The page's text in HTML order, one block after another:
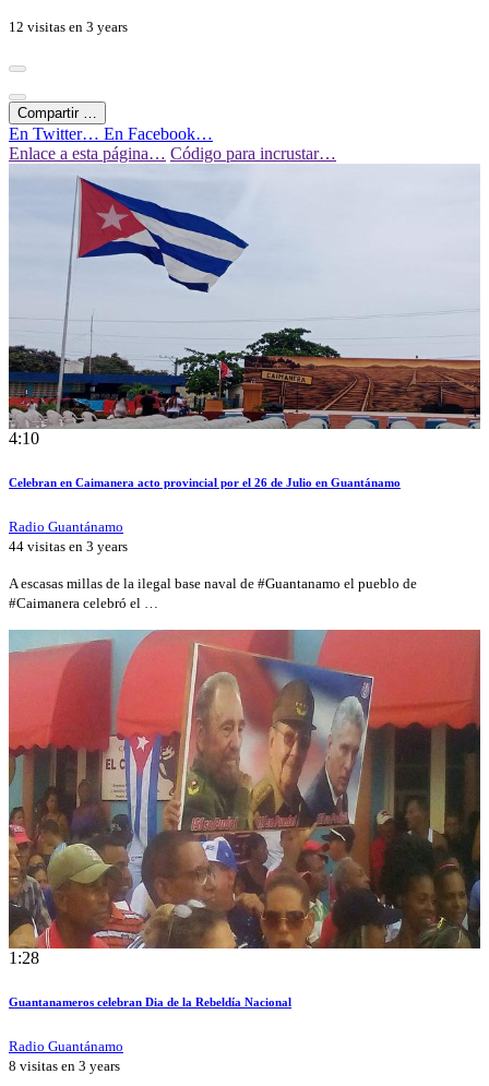
12 visitas en 3 years
Compartir …
En Twitter… En Facebook…
Enlace a esta página… Código para incrustar…
4:10
Celebran en Caimanera acto provincial por el 26 de Julio en Guantánamo
Radio Guantánamo
44 visitas en 3 years
A escasas millas de la ilegal base naval de #Guantanamo el pueblo de
#Caimanera celebró el …
1:28
Guantanameros celebran Dia de la Rebeldía Nacional
Radio Guantánamo
8 visitas en 3 years